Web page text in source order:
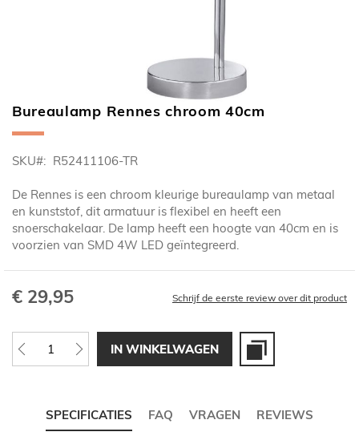
Ga
naar
begin
de
afbeeldingen-
gallerij
Bureaulamp Rennes chroom 40cm
SKU R52411106-TR
De Rennes is een chroom kleurige bureaulamp van metaal
en kunststof, dit armatuur is flexibel en heeft een
snoerschakelaar. De lamp heeft een hoogte van 40cm en is
voorzien van SMD 4W LED geïntegreerd.
€ 29,95 Schrijf de eerste review over dit product
IN WINKELWAGEN
SPECIFICATIES FAQ VRAGEN REVIEWS